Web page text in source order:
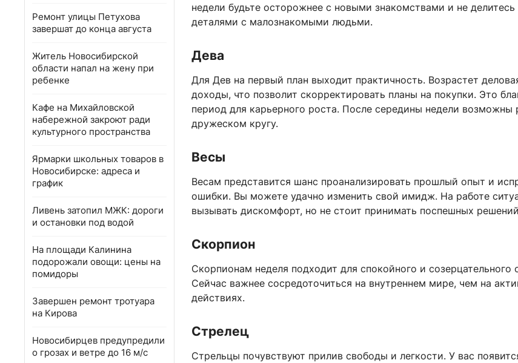
Ремонт улицы Петухова
завершат до конца августа
Житель Новосибирской
области напал на жену при
ребенке
Кафе на Михайловской
набережной закроют ради
культурного пространства
Ярмарки школьных товаров в
Новосибирске: адреса и
график
Ливень затопил МЖК: дороги
и остановки под водой
На площади Калинина
подорожали овощи: цены на
помидоры
Завершен ремонт тротуара
на Кирова
Новосибирцев предупредили
о грозах и ветре до 16 м/с
недели будьте осторожнее с новыми знакомствами и не
деталями с малознакомыми людьми.
Дева
Для Дев на первый план выходит практичность. Возрастет
доходы, что позволит скорректировать планы на покупки. Это
период для карьерного роста. После середины недели возможны
дружеском кругу.
Весы
Весам представится шанс проанализировать прошлый опыт и
ошибки. Вы можете удачно изменить свой имидж. На работе
вызывать дискомфорт, но не стоит принимать поспешных
Скорпион
Скорпионам неделя подходит для спокойного и созерцательного
Сейчас важнее сосредоточиться на внутреннем мире, чем на
действиях.
Стрелец
Стрельцы почувствуют прилив свободы и легкости. У вас